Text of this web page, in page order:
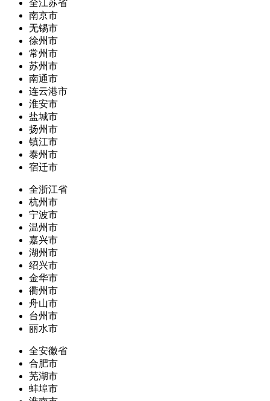
全江苏省
南京市
无锡市
徐州市
常州市
苏州市
南通市
连云港市
淮安市
盐城市
扬州市
镇江市
泰州市
宿迁市
全浙江省
杭州市
宁波市
温州市
嘉兴市
湖州市
绍兴市
金华市
衢州市
舟山市
台州市
丽水市
全安徽省
合肥市
芜湖市
蚌埠市